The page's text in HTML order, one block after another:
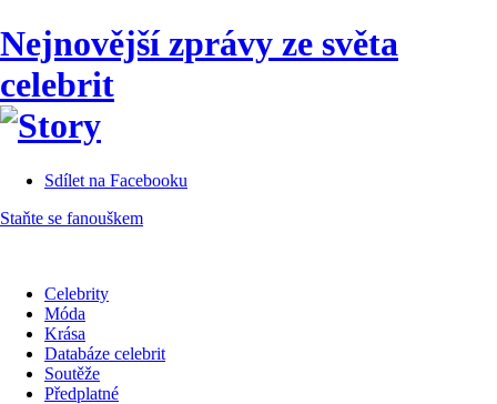
Nejnovější zprávy ze světa
celebrit
Sdílet na Facebooku
Staňte se fanouškem
Celebrity
Móda
Krása
Databáze celebrit
Soutěže
Předplatné